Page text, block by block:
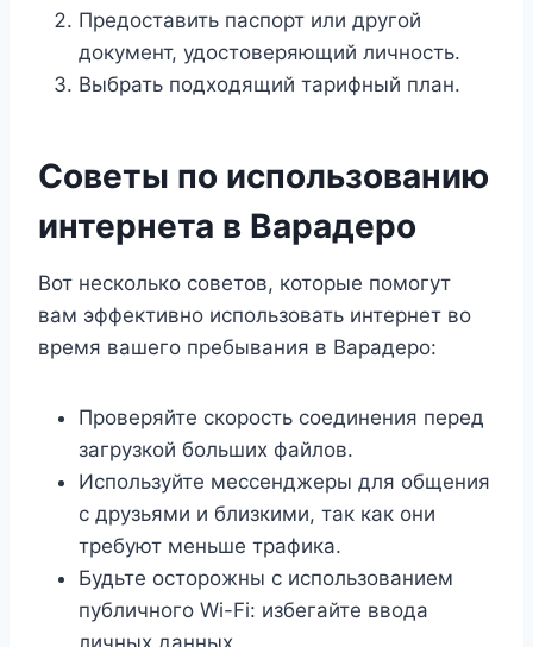
Предоставить паспорт или другой
документ, удостоверяющий личность.
Выбрать подходящий тарифный план.
Советы по использованию
интернета в Варадеро
Вот несколько советов, которые помогут
вам эффективно использовать интернет во
время вашего пребывания в Варадеро:
Проверяйте скорость соединения перед
загрузкой больших файлов.
Используйте мессенджеры для общения
с друзьями и близкими, так как они
требуют меньше трафика.
Будьте осторожны с использованием
публичного Wi-Fi: избегайте ввода
личных данных.